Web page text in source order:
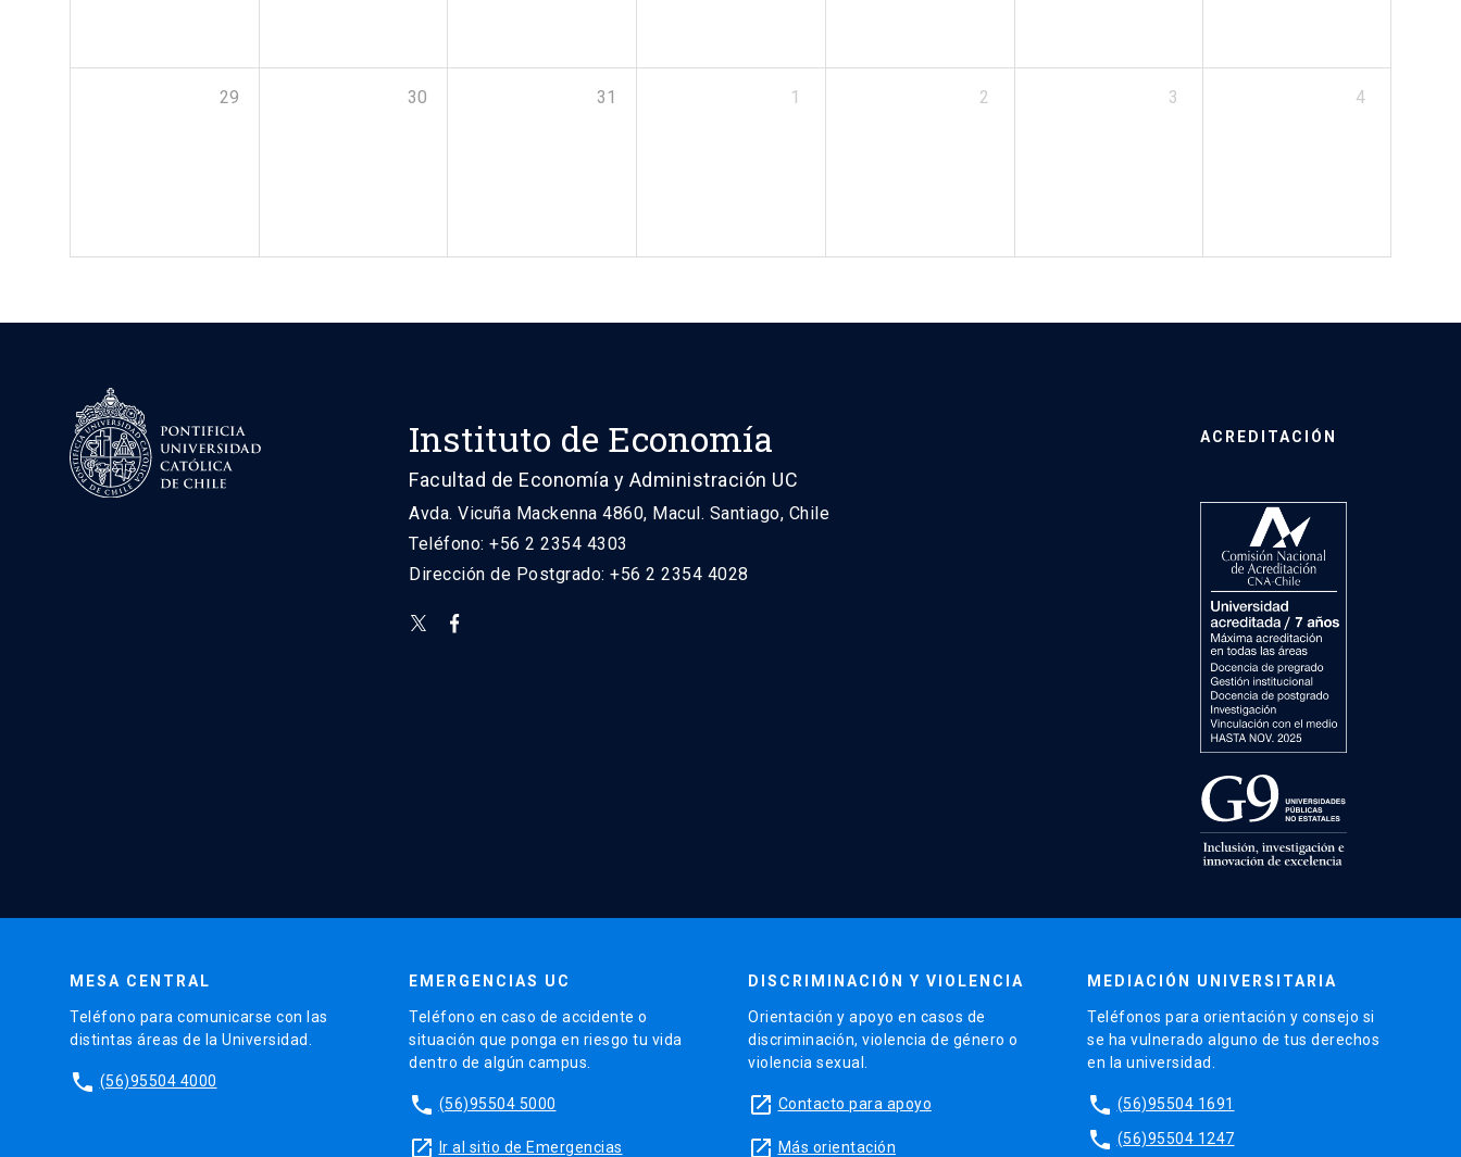
29 30 31 1 2 3 4
Instituto de Economía
Facultad de Economía y Administración UC
Avda. Vicuña Mackenna 4860, Macul. Santiago, Chile
Teléfono: +56 2 2354 4303
Dirección de Postgrado: +56 2 2354 4028
ACREDITACIÓN
MESA CENTRAL
Teléfono para comunicarse con las
distintas áreas de la Universidad.
phone (56)95504 4000
EMERGENCIAS UC
Teléfono en caso de accidente o
situación que ponga en riesgo tu vida
dentro de algún campus.
phone (56)95504 5000
launch Ir al sitio de Emergencias
DISCRIMINACIÓN Y VIOLENCIA
Orientación y apoyo en casos de
discriminación, violencia de género o
violencia sexual.
launch Contacto para apoyo
launch Más orientación
MEDIACIÓN UNIVERSITARIA
Teléfonos para orientación y consejo si
se ha vulnerado alguno de tus derechos
en la universidad.
phone (56)95504 1691
phone (56)95504 1247